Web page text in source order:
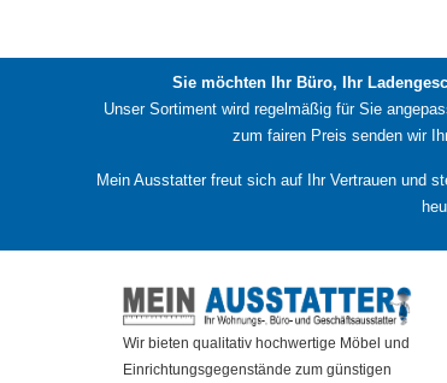
Varianten
auf.
der
gewählt
werden
Sie möchten Ihr Büro, Ihr
Unser Sortiment wird regelmäßig für Sie
zum fairen Preis senden wir
Mein Ausstatter freut sich auf Ihr Vertrauen und
Wir bieten qualitativ hochwertige Möbel und
Einrichtungsgegenstände zum günstigen